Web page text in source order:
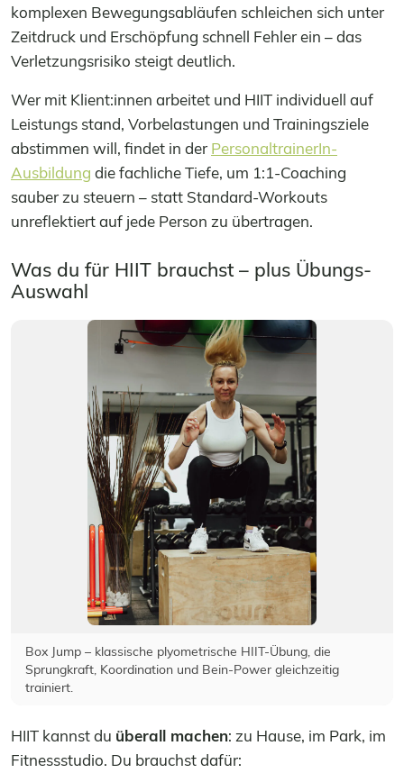
komplexen Bewegungsabläufen schleichen sich unter
Zeitdruck und Erschöpfung schnell Fehler ein – das
Verletzungsrisiko steigt deutlich.
Wer mit Klient:innen arbeitet und HIIT individuell auf
Leistungs­ stand, Vorbelastungen und Trainingsziele
abstimmen will, findet in der PersonaltrainerIn-
Ausbildung die fachliche Tiefe, um 1:1-Coaching
sauber zu steuern – statt Standard-Workouts
unreflektiert auf jede Person zu übertragen.
Was du für HIIT brauchst – plus Übungs-
Auswahl
Box Jump – klassische plyometrische HIIT-Übung, die
Sprungkraft, Koordination und Bein-Power gleichzeitig
trainiert.
HIIT kannst du überall machen: zu Hause, im Park, im
Fitnessstudio. Du brauchst dafür: